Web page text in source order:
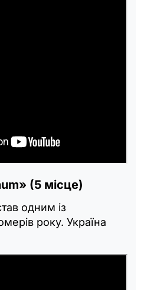
(5 місце)
одним із
року. Україна